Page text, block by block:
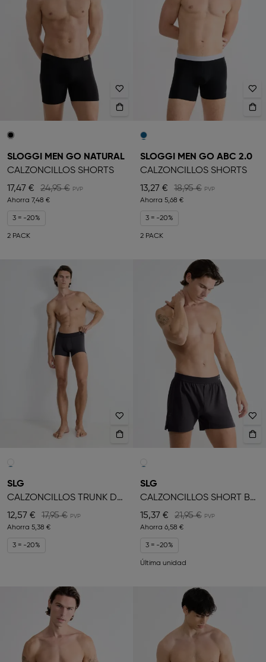
SLOGGI MEN GO NATURAL
CALZONCILLOS SHORTS
17,47 €
24,95 €
Ahorra 7,48 €
3 = -20%
2 PACK
SLOGGI MEN GO ABC 2.0
CALZONCILLOS SHORTS
13,27 €
18,95 €
Ahorra 5,68 €
3 = -20%
2 PACK
SLG
CALZONCILLOS TRUNK DE HOMBRE
12,57 €
17,95 €
Ahorra 5,38 €
3 = -20%
SLG
CALZONCILLOS SHORT BÓXER
15,37 €
21,95 €
Ahorra 6,58 €
3 = -20%
Última unidad